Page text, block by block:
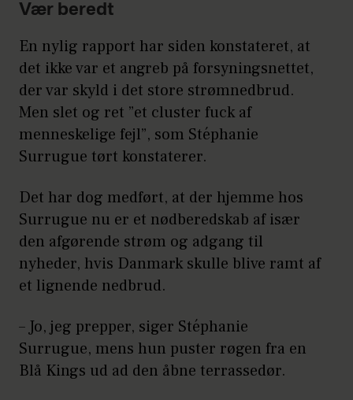
Vær beredt
En nylig rapport har siden konstateret, at
det ikke var et angreb på forsyningsnettet,
der var skyld i det store strømnedbrud.
Men slet og ret ”et cluster fuck af
menneskelige fejl”, som Stéphanie
Surrugue tørt konstaterer.
Det har dog medført, at der hjemme hos
Surrugue nu er et nødberedskab af især
den afgørende strøm og adgang til
nyheder, hvis Danmark skulle blive ramt af
et lignende nedbrud.
– Jo, jeg prepper, siger Stéphanie
Surrugue, mens hun puster røgen fra en
Blå Kings ud ad den åbne terrassedør.